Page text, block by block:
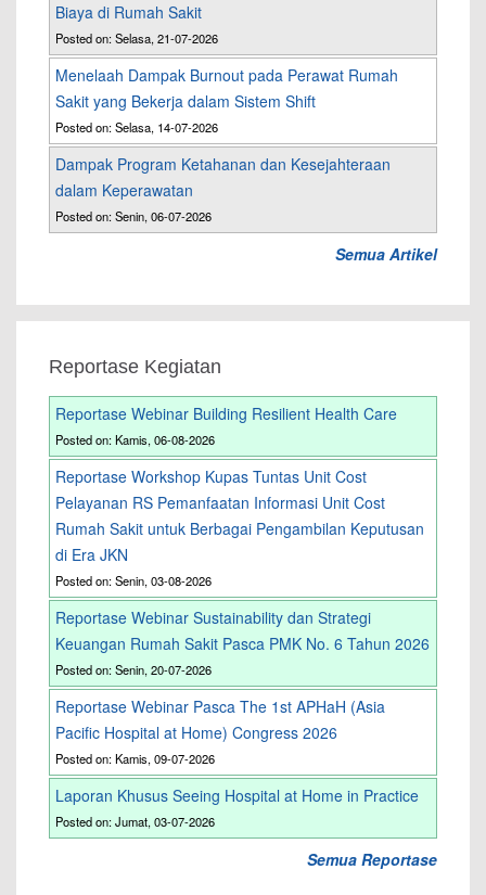
Biaya di Rumah Sakit
Posted on: Selasa, 21-07-2026
Menelaah Dampak Burnout pada Perawat Rumah
Sakit yang Bekerja dalam Sistem Shift
Posted on: Selasa, 14-07-2026
Dampak Program Ketahanan dan Kesejahteraan
dalam Keperawatan
Posted on: Senin, 06-07-2026
Semua Artikel
Reportase Kegiatan
Reportase Webinar Building Resilient Health Care
Posted on: Kamis, 06-08-2026
Reportase Workshop Kupas Tuntas Unit Cost
Pelayanan RS Pemanfaatan Informasi Unit Cost
Rumah Sakit untuk Berbagai Pengambilan Keputusan
di Era JKN
Posted on: Senin, 03-08-2026
Reportase Webinar Sustainability dan Strategi
Keuangan Rumah Sakit Pasca PMK No. 6 Tahun 2026
Posted on: Senin, 20-07-2026
Reportase Webinar Pasca The 1st APHaH (Asia
Pacific Hospital at Home) Congress 2026
Posted on: Kamis, 09-07-2026
Laporan Khusus Seeing Hospital at Home in Practice
Posted on: Jumat, 03-07-2026
Semua Reportase